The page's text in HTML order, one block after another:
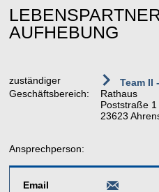
AUFHEBUNG
zuständiger
Geschäftsbereich:
Team II
Rathaus
Poststraße 1
23623
Ansprechperson:
Email